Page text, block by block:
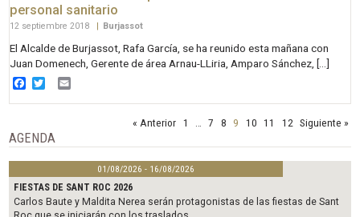
personal sanitario
12 septiembre 2018 | Burjassot
El Alcalde de Burjassot, Rafa García, se ha reunido esta mañana con
Juan Domenech, Gerente de área Arnau-LLiria, Amparo Sánchez, […]
Facebook
Twitter
« Anterior 1 7 8 9 10 11 12 Siguiente »
AGENDA
01/08/2026 - 16/08/2026
FIESTAS DE SANT ROC 2026
Carlos Baute y Maldita Nerea serán protagonistas de las fiestas de Sant